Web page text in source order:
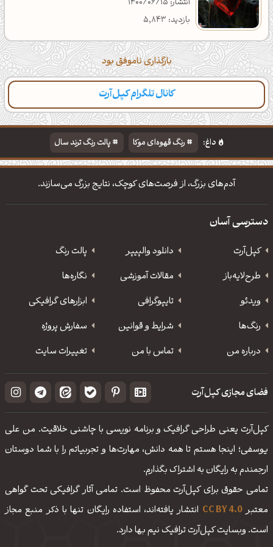
بازدید: 5,843
بارگذاری ناموفق بود
کانال تلگرام کپل‌آرت
دسته‌بندی مطالب تازه تایپوگرافی پالت‌ها
داغ: رنگ قهوه‌ای موکا
پالت رنگ ترند سال
دانلود والپیپر مذهبی
تایپوگرافی شعر مولانا
آدم‌های بزرگ، از فرصت‌های کوچک، نتایج بزرگ می‌سازند.
دسترسی آسان
کپل‌آرت دانلود‌ والپیپر
پالت رنگ
طرح‌لایه‌باز
مقالات آموزشی
نگاره‌ها
ویدئو
‌تایپوگرافی
ابزارهای گرافیکی
رنگ‌ها
شرایط و قوانین
سفارش پروژه
درباره من
تماس با من تغییرات سایت
فضای مجازی کپل‌آرت
کپل‌آرت یعنی طراحی گرافیک و برنامه نویسی با چاشنی خلاقیت. من علی
یوسفی؛ اینجا هستم تا همه دانش، مهارت‌‌ها و تجربیاتم را با شما دوستان
ارجمندم به رایگان به اشتراک بگذارم.
تمامی حقوق برای کپل‌آرت محفوظ است. تمامی آثار گرافیکی تحت گواهی
معتبرCC BY 4.0 انتشار یافته‌اند، استفاده رایگان تنها با ذکر منبع مجاز
است. وبسایت کپل‌آرت ترافیک نیم بها دارد.